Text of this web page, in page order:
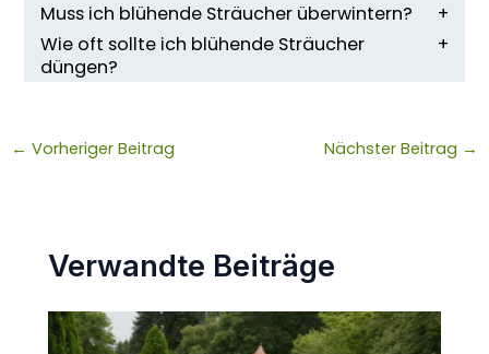
Muss ich blühende Sträucher überwintern?
Wie oft sollte ich blühende Sträucher
düngen?
← Vorheriger Beitrag Nächster Beitrag →
Verwandte Beiträge